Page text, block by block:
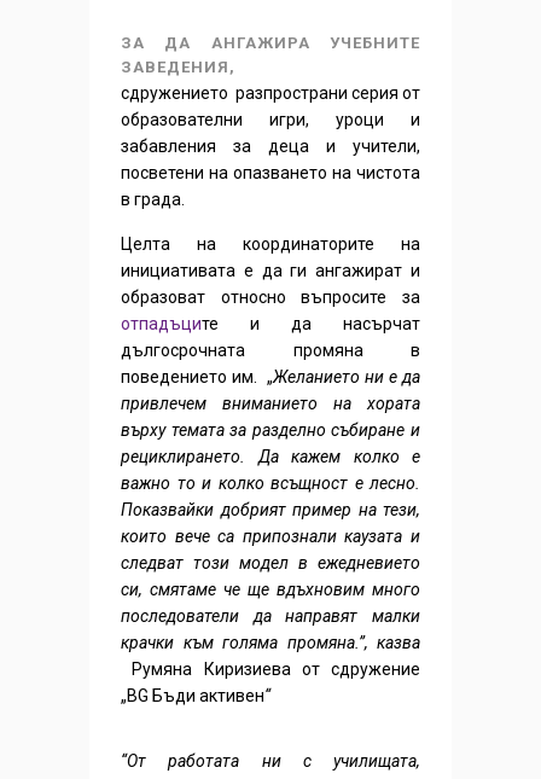
ЗА ДА АНГАЖИРА УЧЕБНИТЕ
ЗАВЕДЕНИЯ,
сдружението разпространи серия от
образователни игри, уроци и
забавления за деца и учители,
посветени на опазването на чистота
в градa.
Целта на координаторите на
инициативата е да ги ангажират и
образоват относно въпросите за
отпадъците и да насърчат
дългосрочната промяна в
поведението им. „Желанието ни е да
привлечем вниманието на хората
върху темата за разделно събиране и
рециклирането. Да кажем колко е
важно то и колко всъщност е лесно.
Показвайки добрият пример на тези,
които вече са припознали каузата и
следват този модел в ежедневието
си, смятаме че ще вдъхновим много
последователи да направят малки
крачки към голяма промяна.”, казва
Румяна Киризиева от сдружение
„BG Бъди активен“
“От работата ни с училищата,